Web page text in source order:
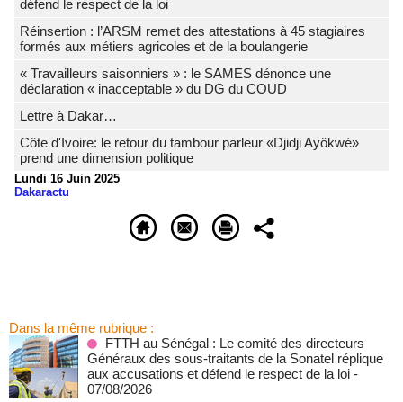
défend le respect de la loi
Réinsertion : l’ARSM remet des attestations à 45 stagiaires
formés aux métiers agricoles et de la boulangerie
« Travailleurs saisonniers » : le SAMES dénonce une
déclaration « inacceptable » du DG du COUD
Lettre à Dakar…
Côte d'Ivoire: le retour du tambour parleur «Djidji Ayôkwé»
prend une dimension politique
Lundi 16 Juin 2025
Dakaractu
Dans la même rubrique :
FTTH au Sénégal : Le comité des directeurs
Généraux des sous-traitants de la Sonatel réplique
aux accusations et défend le respect de la loi -
07/08/2026